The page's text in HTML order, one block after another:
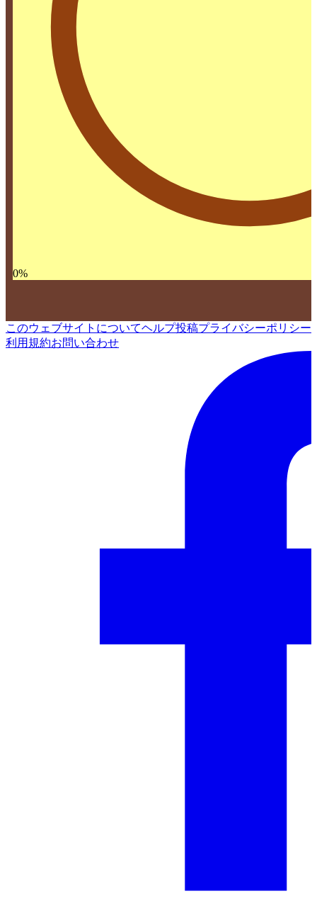
0%
このウェブサイトについてヘルプ投稿プライバシーポリシー
利用規約お問い合わせ